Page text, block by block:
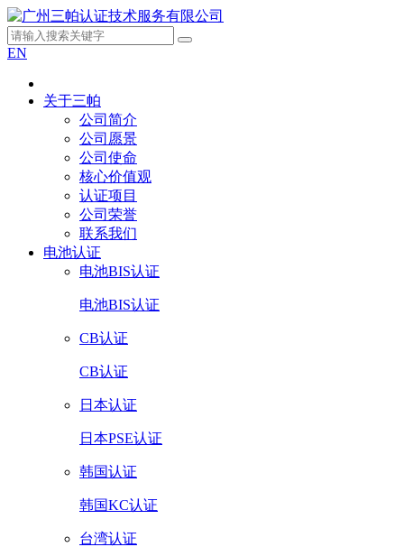
EN
关于三帕
公司简介
公司愿景
公司使命
核心价值观
认证项目
公司荣誉
联系我们
电池认证
电池BIS认证
电池BIS认证
CB认证
CB认证
日本认证
日本PSE认证
韩国认证
韩国KC认证
台湾认证